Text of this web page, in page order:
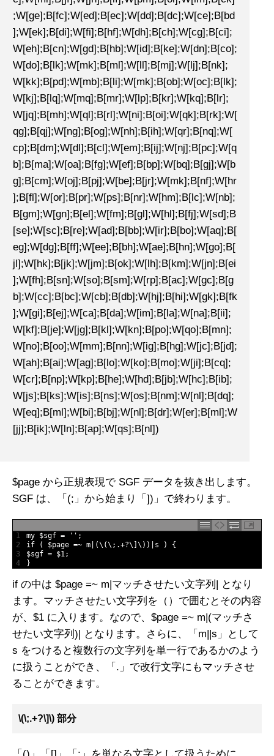
;W[ge];B[fc];W[ed];B[ec];W[dd];B[dc];W[ce];B[bd
];W[ek];B[di];W[fi];B[hf];W[dh];B[ch];W[cg];B[ci];
W[eh];B[cn];W[gd];B[hb];W[id];B[ke];W[dn];B[co];
W[do];B[lk];W[mk];B[ml];W[ll];B[mj];W[lj];B[nk];
W[kk];B[pd];W[mb];B[li];W[mk];B[ob];W[oc];B[lk];
W[kj];B[lq];W[mq];B[mr];W[lp];B[kr];W[kq];B[lr];
W[jq];B[mh];W[ql];B[rl];W[ni];B[oi];W[qk];B[rk];W[
qg];B[qj];W[ng];B[og];W[nh];B[ih];W[qr];B[nq];W[
cp];B[dm];W[dl];B[cl];W[em];B[ij];W[nj];B[pc];W[q
b];B[ma];W[oa];B[fg];W[ef];B[bp];W[bq];B[gj];W[b
g];B[cm];W[oj];B[pj];W[be];B[jr];W[mk];B[nf];W[hr
];B[fl];W[or];B[pr];W[ps];B[nr];W[hm];B[lc];W[nb];
B[gm];W[gn];B[el];W[fm];B[gl];W[hl];B[fj];W[sd];B
[se];W[sc];B[re];W[ad];B[bb];W[ir];B[bo];W[aq];B[
eg];W[dg];B[ff];W[ee];B[bh];W[ae];B[hn];W[go];B[
jl];W[hk];B[jk];W[jm];B[ok];W[lh];B[km];W[jn];B[ei
];W[fh];B[sn];W[so];B[sm];W[rp];B[ac];W[gc];B[g
b];W[cc];B[bc];W[cb];B[db];W[hj];B[hi];W[gk];B[fk
];W[gi];B[ej];W[ca];B[da];W[im];B[la];W[na];B[ii];
W[kf];B[je];W[jg];B[kl];W[kn];B[po];W[qo];B[mn];
W[no];B[oo];W[mm];B[nn];W[ig];B[hg];W[jc];B[jd];
W[ah];B[ai];W[ag];B[lo];W[ko];B[mo];W[ji];B[cq];
W[cr];B[np];W[kp];B[he];W[hd];B[jb];W[hc];B[ib];
W[js];B[ks];W[is];B[ns];W[os];B[nm];W[nl];B[dq];
W[eq];B[ml];W[bi];B[bj];W[nl];B[dr];W[er];B[ml];W
[jj];B[ik];W[ln];B[ap];W[qs];B[nl])
$page から正規表現で SGF データを抜き出します。
SGF は、「(;」から始まり「])」で終わります。
1
2
3
4
my $sgf = '' ;
if
( $page =~ m (\ (\ ; .+?\ ] \ ) ) s )
{
$sgf = $1;
}
if の中は $page =~ m|マッチさせたい文字列| となり
ます。マッチさせたい文字列を（）で囲むとその内容
が、$1 に入ります。なので、$page =~ m|(マッチさ
せたい文字列)| となります。さらに、「m||s」として
s をつけると複数行の文字列を単一行であるかのよう
に扱うことができ、「.」で改行文字にもマッチさせ
ることができます。
\(\;.+?\]\) 部分